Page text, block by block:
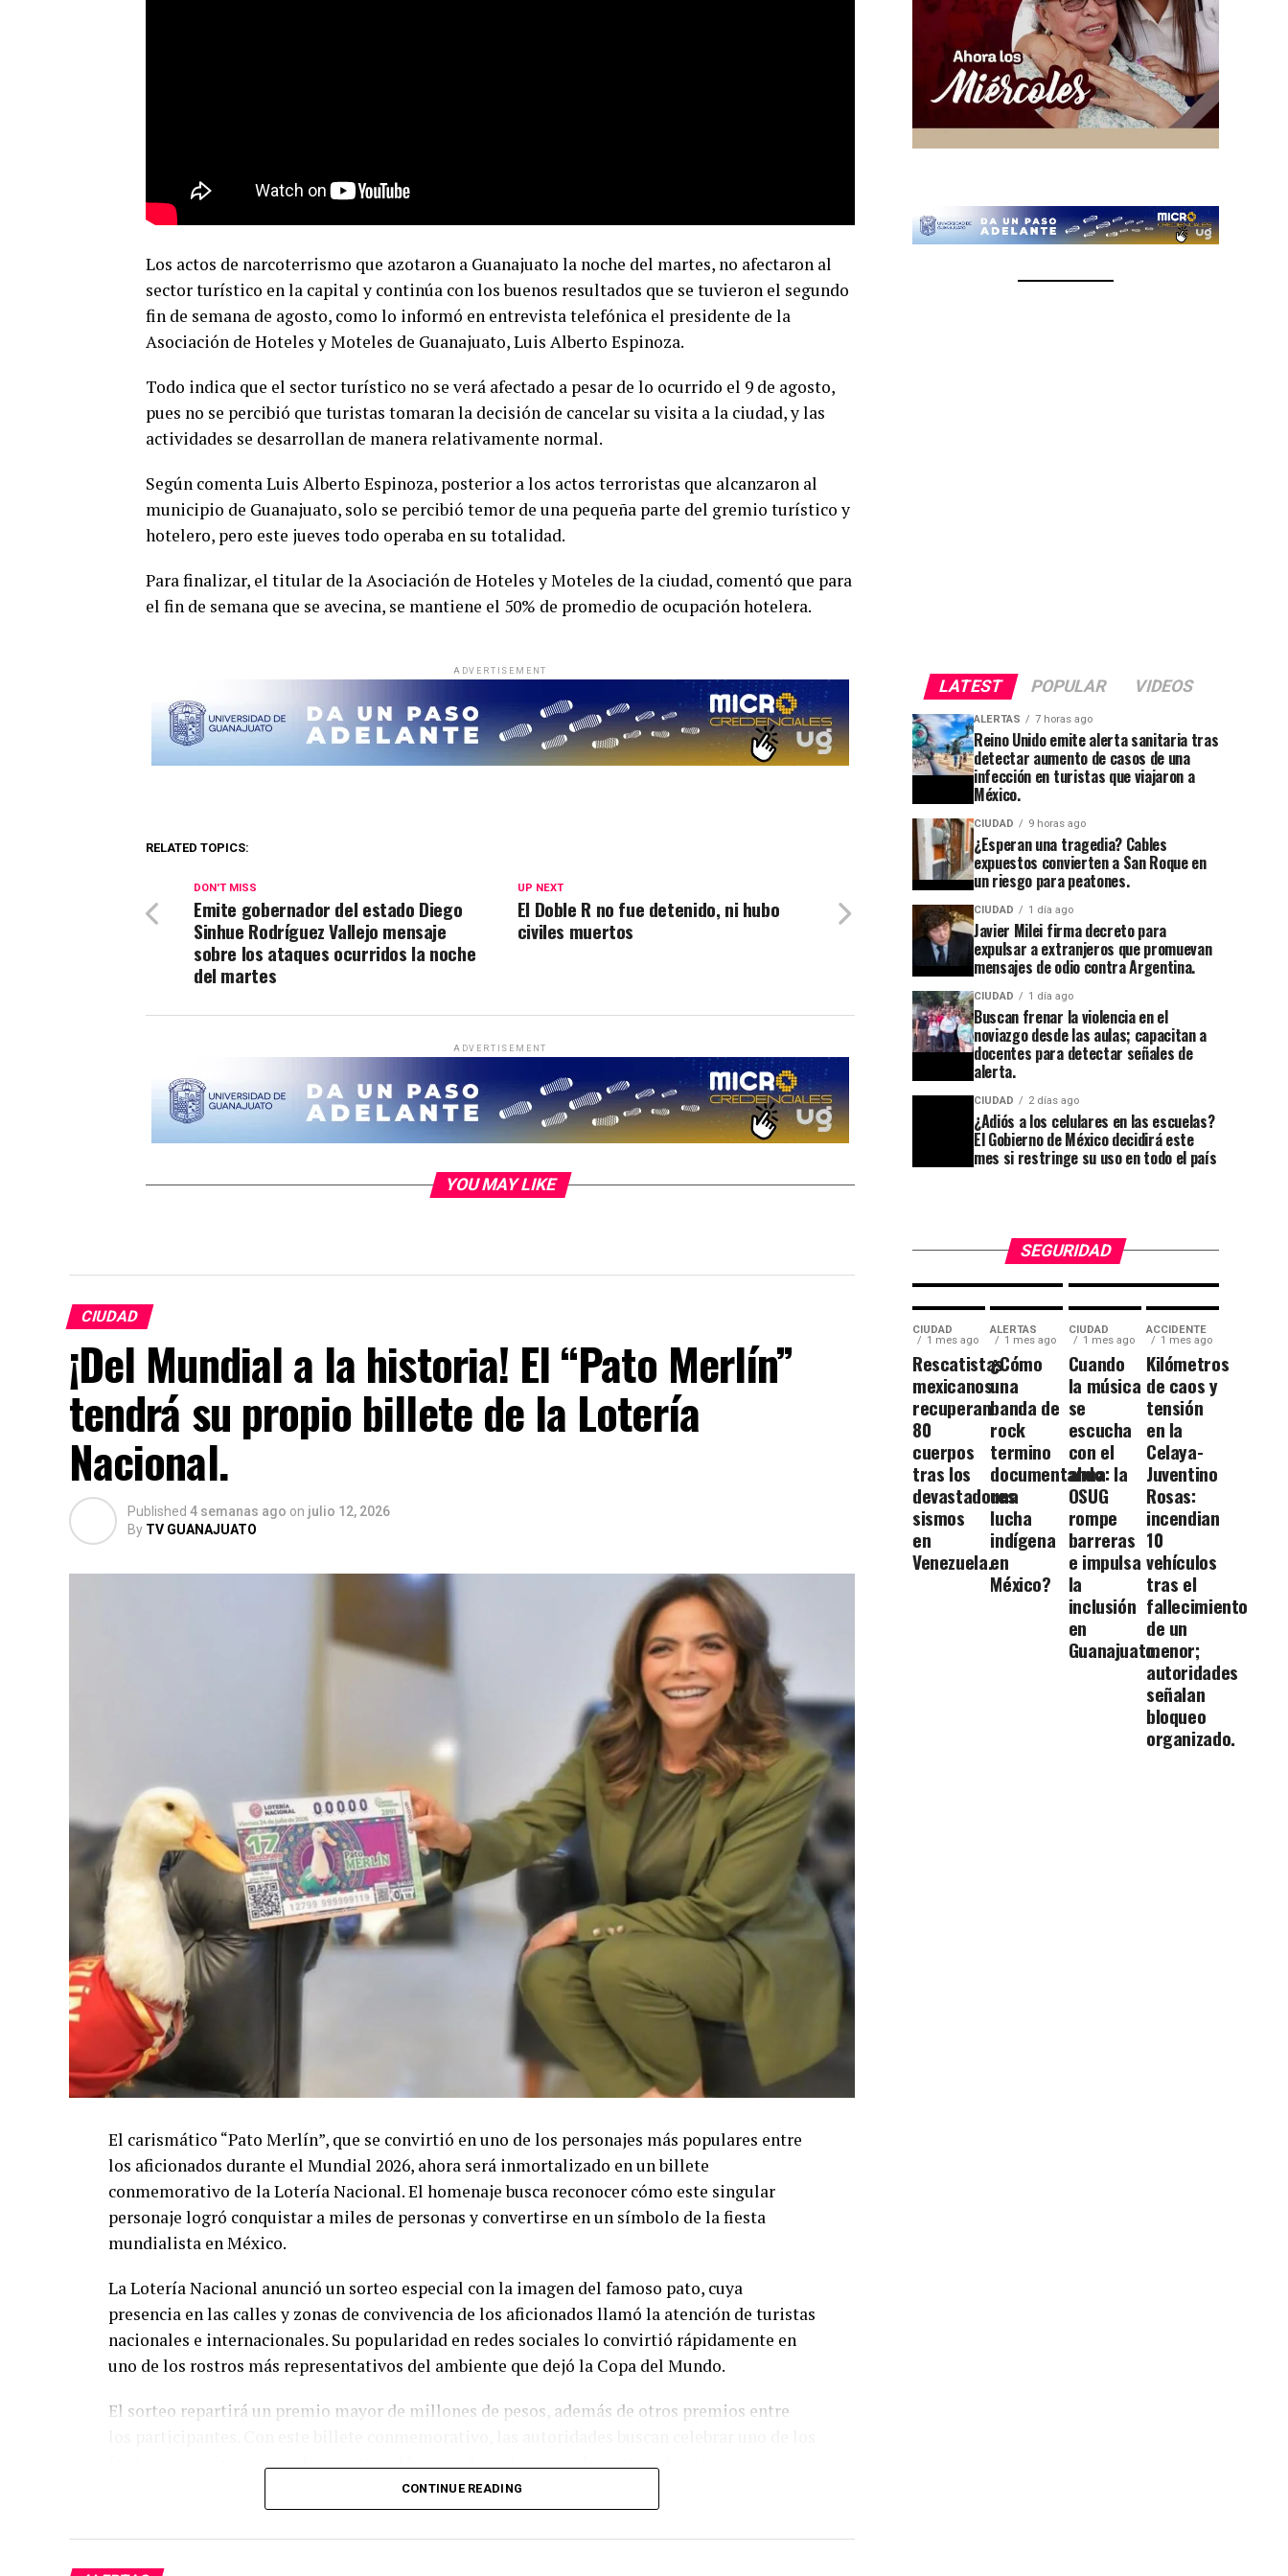
Los actos de narcoterrismo que azotaron a Guanajuato la noche del martes, no afectaron al
sector turístico en la capital y continúa con los buenos resultados que se tuvieron el segundo
fin de semana de agosto, como lo informó en entrevista telefónica el presidente de la
Asociación de Hoteles y Moteles de Guanajuato, Luis Alberto Espinoza.
Todo indica que el sector turístico no se verá afectado a pesar de lo ocurrido el 9 de agosto,
pues no se percibió que turistas tomaran la decisión de cancelar su visita a la ciudad, y las
actividades se desarrollan de manera relativamente normal.
Según comenta Luis Alberto Espinoza, posterior a los actos terroristas que alcanzaron al
municipio de Guanajuato, solo se percibió temor de una pequeña parte del gremio turístico y
hotelero, pero este jueves todo operaba en su totalidad.
Para finalizar, el titular de la Asociación de Hoteles y Moteles de la ciudad, comentó que para
el fin de semana que se avecina, se mantiene el 50% de promedio de ocupación hotelera.
ADVERTISEMENT
RELATED TOPICS:
UP NEXT
El Doble R no fue detenido, ni hubo
civiles muertos
DON'T MISS
Emite gobernador del estado Diego
Sinhue Rodríguez Vallejo mensaje
sobre los ataques ocurridos la noche
del martes
ADVERTISEMENT
YOU MAY LIKE
CIUDAD
¡Del Mundial a la historia! El “Pato Merlín”
tendrá su propio billete de la Lotería
Nacional.
Published 4 semanas ago on julio 12, 2026
By TV GUANAJUATO
El carismático “Pato Merlín”, que se convirtió en uno de los personajes más populares entre
los aficionados durante el Mundial 2026, ahora será inmortalizado en un billete
conmemorativo de la Lotería Nacional. El homenaje busca reconocer cómo este singular
personaje logró conquistar a miles de personas y convertirse en un símbolo de la fiesta
mundialista en México.
La Lotería Nacional anunció un sorteo especial con la imagen del famoso pato, cuya
presencia en las calles y zonas de convivencia de los aficionados llamó la atención de turistas
nacionales e internacionales. Su popularidad en redes sociales lo convirtió rápidamente en
uno de los rostros más representativos del ambiente que dejó la Copa del Mundo.
El sorteo repartirá un premio mayor de millones de pesos, además de otros premios entre
fenómenos más inesperados y entrañables que dejó el torneo, demostrando cómo un
personaje espontáneo logró ganarse el cariño de la afición.
El “Pato Merlín” pasó de animar las calles durante el Mundial a formar parte de la historia de
CONTINUE READING
LATEST POPULAR VIDEOS
ALERTAS 7 horas ago
Reino Unido emite alerta sanitaria tras
detectar aumento de casos de una
infección en turistas que viajaron a
México.
CIUDAD 9 horas ago
¿Esperan una tragedia? Cables
expuestos convierten a San Roque en
un riesgo para peatones.
CIUDAD 1 día ago
Javier Milei firma decreto para
expulsar a extranjeros que promuevan
mensajes de odio contra Argentina.
CIUDAD 1 día ago
Buscan frenar la violencia en el
noviazgo desde las aulas; capacitan a
docentes para detectar señales de
alerta.
CIUDAD 2 días ago
¿Adiós a los celulares en las escuelas?
El Gobierno de México decidirá este
mes si restringe su uso en todo el país
SEGURIDAD
CIUDAD 1 semana ago
Guanajuato
se
apaga:
denuncian
abandono
en
Cuesta
China y
callejón
Momias.
CIUDAD 4 semanas ago
Después
años,
Tribunal
cierra el
caso
contra el
exagente
del
CISEN
de
participar
en el
Colosio.
CIUDAD
1 mes ago
Rescatistas
mexicanos
recuperan
80
cuerpos
tras los
devastadores
sismos
en
Venezuela.
ALERTAS
1 mes ago
¿Cómo
una
banda de
rock
termino
documentando
una
lucha
indígena
en
México?
CIUDAD
1 mes ago
Cuando
la música
se
escucha
con el
alma: la
OSUG
rompe
barreras
e impulsa
la
inclusión
en
Guanajuato.
ACCIDENTE
1 mes ago
Kilómetros
de caos y
tensión
en la
Celaya-
Juventino
Rosas:
incendian
10
vehículos
tras el
fallecimiento
de un
menor;
autoridades
señalan
bloqueo
organizado.